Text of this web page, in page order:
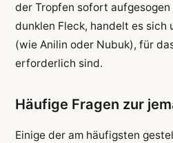
der Tropfen sofort
dunklen Fleck, handelt es sich
(wie Anilin oder Nubuk), für
erforderlich sind.
Häufige Fragen zur
Einige der am häufigsten